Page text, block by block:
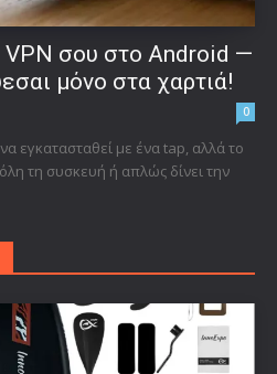
σου στο Android —
μόνο στα χαρτιά!
0
εγκατασταθεί με ένα tap, αλλά το
τη συσκευή ή απλώς δίνει την